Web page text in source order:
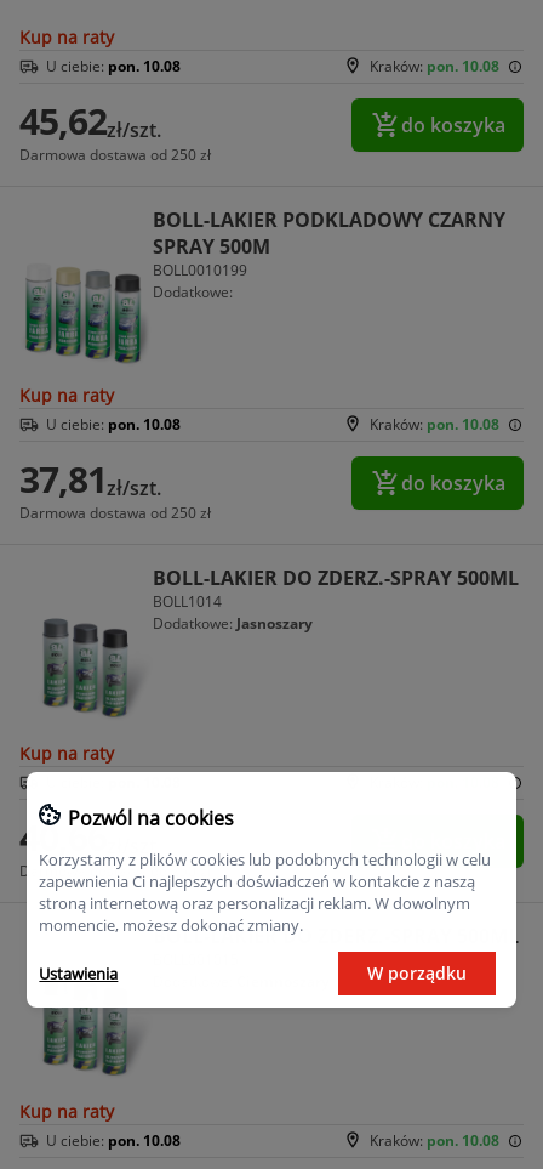
Kup na raty
Kraków: pon. 10.08
U ciebie: pon. 10.08
45,62zł/szt.
Darmowa dostawa od 250 zł
do koszyka
BOLL-LAKIER PODKLADOWY CZARNY
SPRAY 500M
BOLL0010199
Dodatkowe:
Kup na raty
Kraków: pon. 10.08
U ciebie: pon. 10.08
37,81zł/szt.
Darmowa dostawa od 250 zł
do koszyka
BOLL-LAKIER DO ZDERZ.-SPRAY 500ML
BOLL1014
Dodatkowe: Jasnoszary
Kup na raty
40,66
Darmowa dostawa od 250 zł
BOLL-LAKIER DO ZDERZ.-SPRAY 500ML
Kup na raty
Kraków: pon. 10.08
U ciebie: pon. 10.08
Pozwól na cookies
Korzystamy z plików cookies lub podobnych technologii w celu
zapewnienia Ci najlepszych doświadczeń w kontakcie z naszą
stroną internetową oraz personalizacji reklam. W dowolnym
momencie, możesz dokonać zmiany.
Ustawienia W porządku